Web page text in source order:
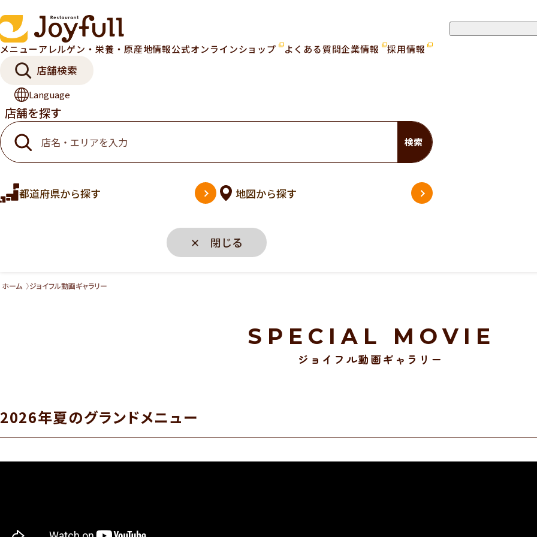
メニューアレルゲン・栄養・原産地情報公式オンラインショップ よくある質問企業情報 採用情報
店舗検索
Language
店舗を探す
検索
都道府県から探す 地図から探す
✕ 閉じる
ホーム ジョイフル動画ギャラリー
SPECIAL MOVIE
ジョイフル動画ギャラリー
2026年夏のグランドメニュー